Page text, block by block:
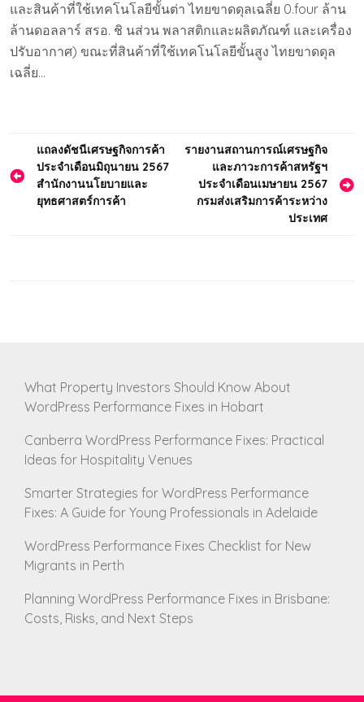
และสินค้าที่ใช้เทคโนโลยีขั้นต่า ไทยขาดดุลเฉลี่ย 0.four ล้าน
ล้านดอลลาร์ สรอ. ชิ นส่วน พลาสติกและผลิตภัณฑ์ และเครื่อง
ปรับอากาศ) ขณะที่สินค้าที่ใช้เทคโนโลยีขั้นสูง ไทยขาดดุล
เฉลี่ย…
Post
navigation
แถลงดัชนีเศรษฐกิจการค้า
ประจำเดือนมิถุนายน 2567
สำนักงานนโยบายและ
ยุทธศาสตร์การค้า
รายงานสถานการณ์เศรษฐกิจ
และภาวะการค้าสหรัฐฯ
ประจำเดือนเมษายน 2567
กรมส่งเสริมการค้าระหว่าง
ประเทศ
What Property Investors Should Know About
WordPress Performance Fixes in Hobart
Canberra WordPress Performance Fixes: Practical
Ideas for Hospitality Venues
Smarter Strategies for WordPress Performance
Fixes: A Guide for Young Professionals in Adelaide
WordPress Performance Fixes Checklist for New
Migrants in Perth
Planning WordPress Performance Fixes in Brisbane:
Costs, Risks, and Next Steps